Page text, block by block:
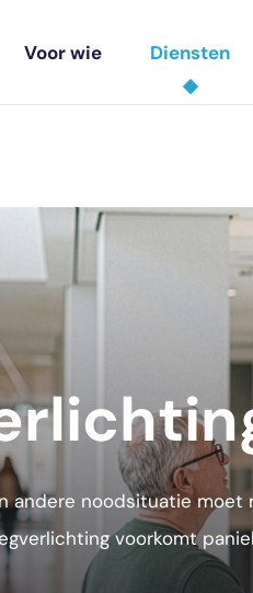
Voor wie Diensten
andere noodsituatie
voorkomt